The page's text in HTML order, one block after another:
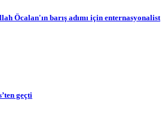
Öcalan'ın barış adımı için enternasyonalist
geçti